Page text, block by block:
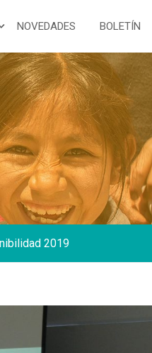
NOVEDADES BOLETÍN
2019